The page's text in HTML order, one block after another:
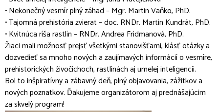
• Nekonečný vesmír plný záhad – Mgr. Martin Vaňko, PhD.
• Tajomná prehistória zvierat – doc. RNDr. Martin Kundrát, PhD.
• Kvitnúca ríša rastlín – RNDr. Andrea Fridmanová, PhD.
Žiaci mali možnosť prejsť všetkými stanovišťami, klásť otázky a
dozvedieť sa mnoho nových a zaujímavých informácií o vesmíre,
prehistorických živočíchoch, rastlinách aj umelej inteligencii.
Bol to inšpiratívny a zábavný deň, plný objavovania, zážitkov a
nových poznatkov. Ďakujeme organizátorom aj prednášajúcim
za skvelý program!